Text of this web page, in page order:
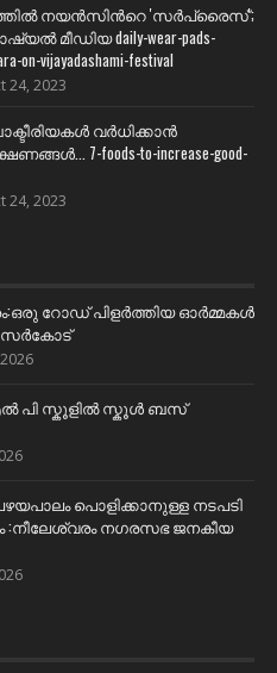
നയന്‍സിന്‍റെ 'സര്‍പ്രൈസ്';
മീഡിയ daily-wear-pads-
on-vijayadashami-festival
24, 2023
വര്‍ധിക്കാന്‍
7-foods-to-increase-good-
24, 2023
റോഡ് പിളർത്തിയ ഓർമ്മകൾ
പി സ്കൂളിൽ സ്കൂൾ ബസ്
പൊളിക്കാനുള്ള നടപടി
:നീലേശ്വരം നഗരസഭ ജനകീയ